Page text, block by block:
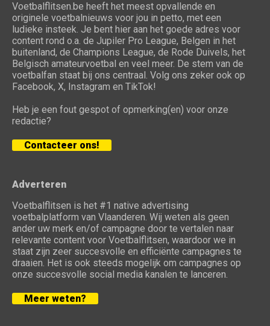
Voetbalflitsen.be heeft het meest opvallende en
originele voetbalnieuws voor jou in petto, met een
ludieke insteek. Je bent hier aan het goede adres voor
content rond o.a. de Jupiler Pro League, Belgen in het
buitenland, de Champions League, de Rode Duivels, het
Belgisch amateurvoetbal en veel meer. De stem van de
voetbalfan staat bij ons centraal. Volg ons zeker ook op
Facebook, X, Instagram en TikTok!
Heb je een fout gespot of opmerking(en) voor onze
redactie?
Contacteer ons!
Adverteren
Voetbalflitsen is het #1 native advertising
voetbalplatform van Vlaanderen. Wij weten als geen
ander uw merk en/of campagne door te vertalen naar
relevante content voor Voetbalflitsen, waardoor we in
staat zijn zeer succesvolle en efficiënte campagnes te
draaien. Het is ook steeds mogelijk om campagnes op
onze succesvolle social media kanalen te lanceren.
Meer weten?